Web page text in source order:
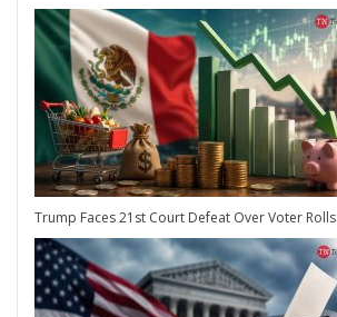
Trump Faces 21st Court Defeat Over Voter Rolls